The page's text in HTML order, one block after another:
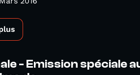
- Emission spéciale